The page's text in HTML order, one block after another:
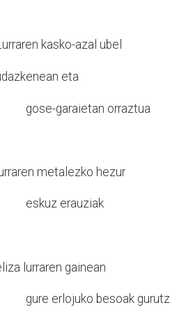
kasko-azal ubel
eta
gose-garaietan orraztua
metalezko hezur
eskuz erauziak
lurraren gainean
gure erlojuko besoak